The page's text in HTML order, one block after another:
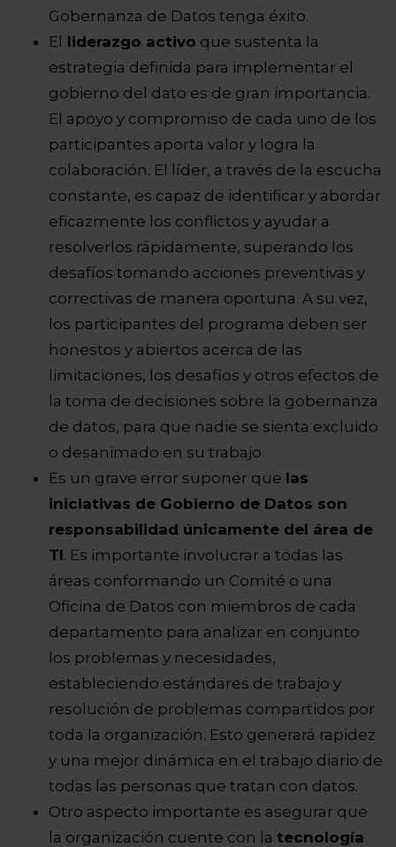
Gobernanza de Datos tenga éxito.
El liderazgo activo que sustenta la
estrategia definida para implementar el
gobierno del dato es de gran importancia.
El apoyo y compromiso de cada uno de los
participantes aporta valor y logra la
colaboración. El líder, a través de la escucha
constante, es capaz de identificar y abordar
eficazmente los conflictos y ayudar a
resolverlos rápidamente, superando los
desafíos tomando acciones preventivas y
correctivas de manera oportuna. A su vez,
los participantes del programa deben ser
honestos y abiertos acerca de las
limitaciones, los desafíos y otros efectos de
la toma de decisiones sobre la gobernanza
de datos, para que nadie se sienta excluido
o desanimado en su trabajo.
Es un grave error suponer que las
iniciativas de Gobierno de Datos son
responsabilidad únicamente del área de
TI. Es importante involucrar a todas las
áreas conformando un Comité o una
Oficina de Datos con miembros de cada
departamento para analizar en conjunto
los problemas y necesidades,
estableciendo estándares de trabajo y
resolución de problemas compartidos por
toda la organización. Esto generará rapidez
y una mejor dinámica en el trabajo diario de
todas las personas que tratan con datos.
Otro aspecto importante es asegurar que
la organización cuente con la tecnología